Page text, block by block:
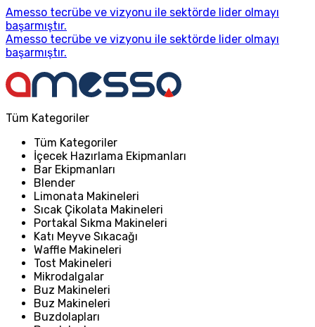
Amesso tecrübe ve vizyonu ile sektörde lider olmayı
başarmıştır.
Amesso tecrübe ve vizyonu ile sektörde lider olmayı
başarmıştır.
Tüm Kategoriler
Tüm Kategoriler
İçecek Hazırlama Ekipmanları
Bar Ekipmanları
Blender
Limonata Makineleri
Sıcak Çikolata Makineleri
Portakal Sıkma Makineleri
Katı Meyve Sıkacağı
Waffle Makineleri
Tost Makineleri
Mikrodalgalar
Buz Makineleri
Buz Makineleri
Buzdolapları